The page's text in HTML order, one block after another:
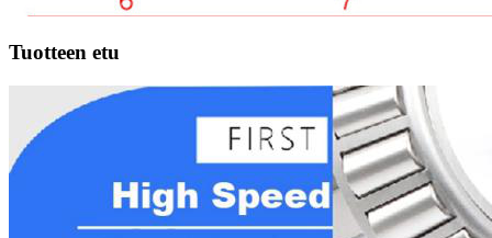
Tuotteen etu